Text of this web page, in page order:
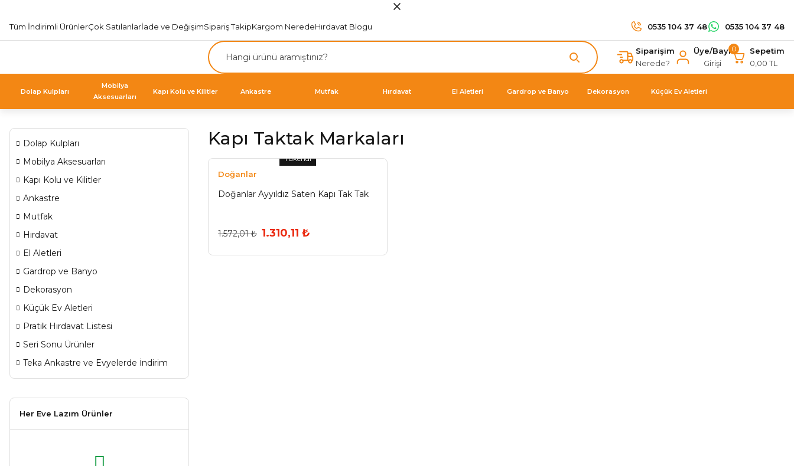
Tüm İndirimli ÜrünlerÇok Satılanlarİade ve DeğişimSipariş TakipKargom NeredeHırdavat Blogu 0535 104 37 48 0535 104 37 48
Siparişim
Nerede?
Üye/Bayi
Girişi
0
Sepetim
0,00 TL
Dolap Kulpları
Mobilya
Aksesuarları
Kapı Kolu ve Kilitler Ankastre Mutfak Hırdavat El Aletleri Gardrop ve Banyo Dekorasyon Küçük Ev Aletleri
Dolap Kulpları
Mobilya Aksesuarları
Kapı Kolu ve Kilitler
Ankastre
Mutfak
Hırdavat
El Aletleri
Gardrop ve Banyo
Dekorasyon
Küçük Ev Aletleri
Pratik Hırdavat Listesi
Seri Sonu Ürünler
Teka Ankastre ve Evyelerde İndirim
Her Eve Lazım Ürünler
Kapı Taktak Markaları
Tükendi
Doğanlar
Doğanlar Ayyıldız Saten Kapı Tak Tak
1.572,01 ₺ 1.310,11 ₺